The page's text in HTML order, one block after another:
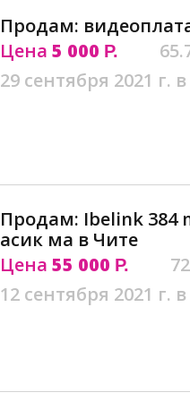
Продам:
Цена 5 000 Р.
29 сентября 2021 г.
Продам: Ibelink 384
асик ма в Чите
Цена 55 000 Р.
12 сентября 2021 г.